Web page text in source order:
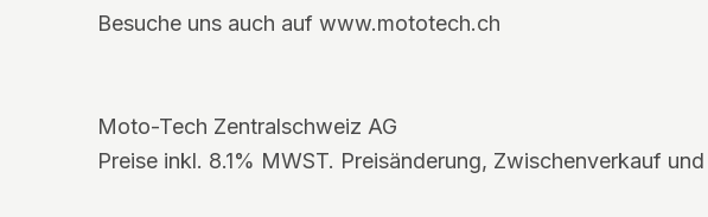
Besuche uns auch auf www.mototech.ch
Moto-Tech Zentralschweiz AG
Preise inkl. 8.1% MWST. Preisänderung, Zwischenverkauf